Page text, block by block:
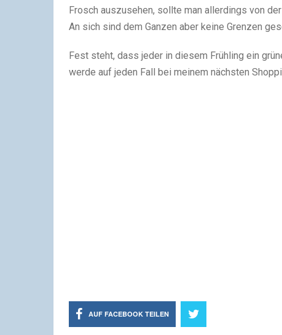
Frosch auszusehen, sollte man allerdings von
An sich sind dem Ganzen aber keine Grenzen
Fest steht, dass jeder in diesem Frühling ein
werde auf jeden Fall bei meinem nächsten
AUF FACEBOOK TEILEN